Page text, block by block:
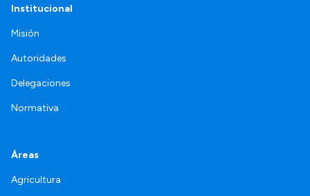
Institucional
Misión
Autoridades
Delegaciones
Normativa
Áreas
Agricultura